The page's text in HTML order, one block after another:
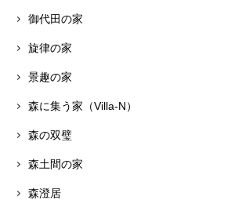
御代田の家
旋律の家
景趣の家
森に集う家（Villa-N）
森の双璧
森土間の家
森澄居